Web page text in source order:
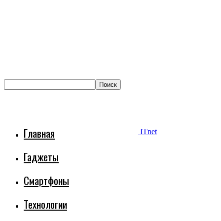
ITnet
Главная
Гаджеты
Смартфоны
Технологии